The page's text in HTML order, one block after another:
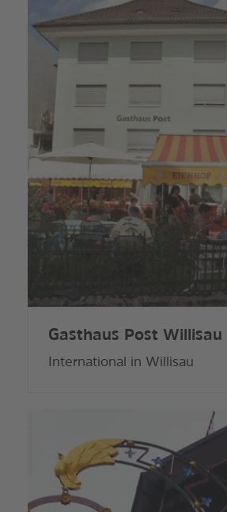
Gasthaus Post Willisau
International in Willisau